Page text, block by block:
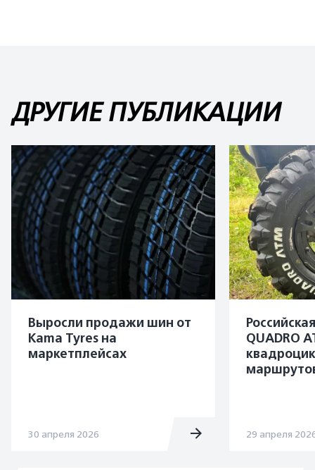
ДРУГИЕ ПУБЛИКАЦИИ
Выросли продажи шин от
Kama Tyres на
маркетплейсах
30 апреля 2026
QUADRO
29 апреля